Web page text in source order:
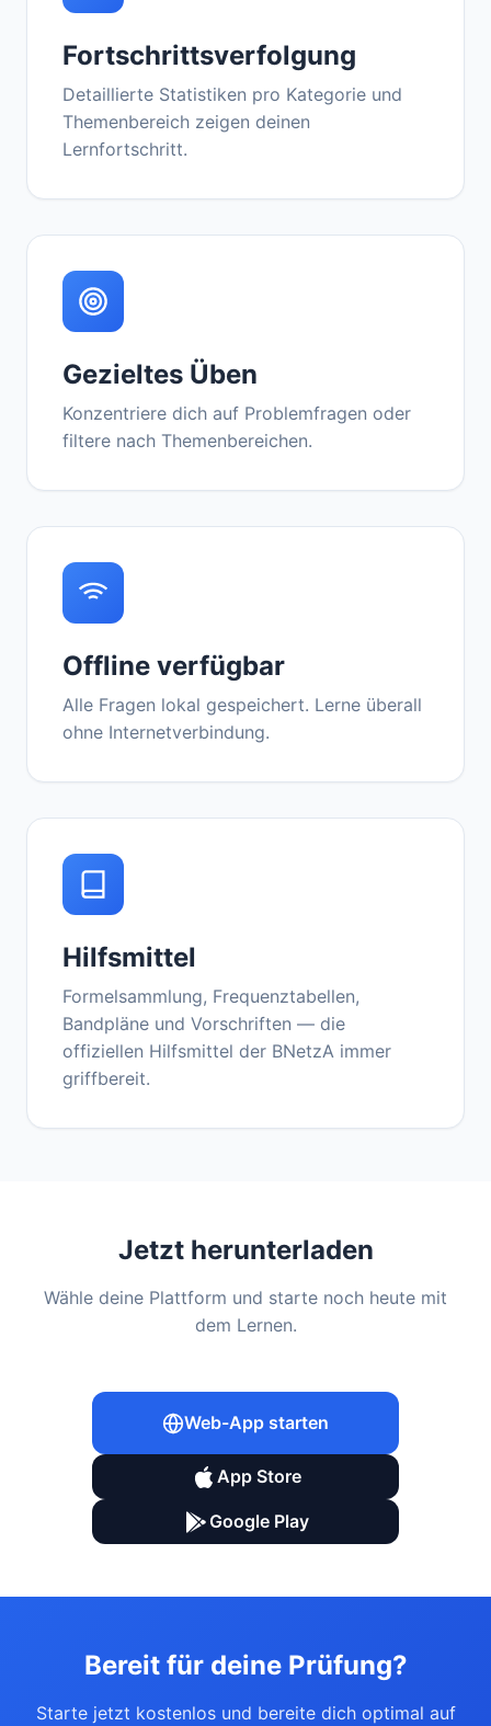
Fortschrittsverfolgung
Detaillierte Statistiken pro Kategorie und
Themenbereich zeigen deinen
Lernfortschritt.
Gezieltes Üben
Konzentriere dich auf Problemfragen oder
filtere nach Themenbereichen.
Offline verfügbar
Alle Fragen lokal gespeichert. Lerne überall
ohne Internetverbindung.
Hilfsmittel
Formelsammlung, Frequenztabellen,
Bandpläne und Vorschriften — die
offiziellen Hilfsmittel der BNetzA immer
griffbereit.
Jetzt herunterladen
Wähle deine Plattform und starte noch heute mit
dem Lernen.
Web-App starten
App Store
Google Play
Bereit für deine Prüfung?
Starte jetzt kostenlos und bereite dich optimal auf